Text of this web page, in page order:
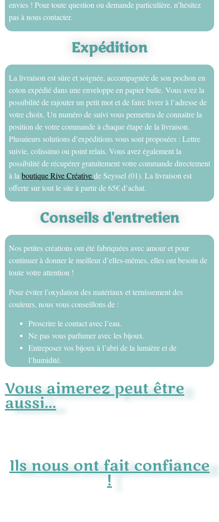
envies ! Pour toute question ou demande particulière, n’hésitez
pas à nous contacter.
Expédition
La livraison est sûre et soignée, accompagnée de son pochon en
coton expédié dans une enveloppe en papier bulle. Vous avez la
possibilité de rajouter un petit mot et de faire livrer à l’adresse de
votre choix. Un numéro de suivi vous permettra de connaitre la
position de votre commande à chaque étape de la livraison.
Plusuieurs solutions d’expéditions vous sont proposées : Lettre
suivie, colissimo ou point relais. Vous avez également la
possibilité de récupérer gratuitement votre commande directement
à la boutique Rive Créativede Seyssel (01). La livraison est
offerte sur tout le site à partir de 65€ d’achat.
Conseils d'entretien
Nos petites créations ont été fabriquées avec amour et pour
continuer à donner le meilleur d’elles-mêmes, elles ont besoin de
toute votre attention !
Pour éviter l’oxydation des matériaux et ternissement des
couleurs, nous vous conseillons de :
Proscrire le contact avec l’eau.
Ne pas vous parfumer avec les bijoux.
Entreposer vos bijoux à l’abri de la lumière et de
l’humidité.
Vous aimerez peut être
aussi...
Ils nous ont fait confiance
!